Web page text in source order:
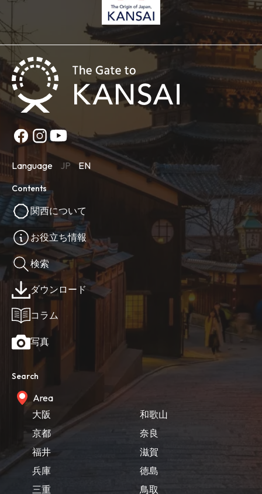
Language JP EN
Contents
関西について
お役立ち情報
検索
ダウンロード
コラム
写真
Search
Area
大阪
京都
福井
兵庫
三重
和歌山
奈良
滋賀
徳島
鳥取